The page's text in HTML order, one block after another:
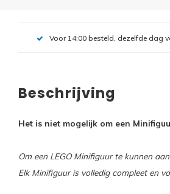
Voor 14:00 besteld, dezelfde dag
Beschrijving
Het is niet mogelijk om een
Om een LEGO Minifiguur te kunnen
Elk Minifiguur is volledig compleet en